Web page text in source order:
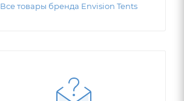
Все товары бренда Envision Tents